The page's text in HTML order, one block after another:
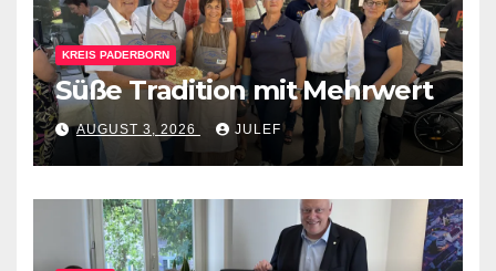
KREIS PADERBORN
Süße Tradition mit Mehrwert
AUGUST 3, 2026 JULEF